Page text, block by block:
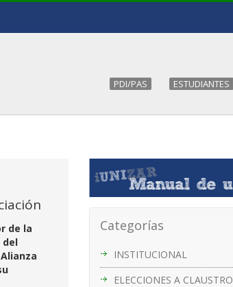
PDI/PAS ESTUDIANTES
Categorías
INSTITUCIONAL
ELECCIONES A CLAUSTRO
de la
del